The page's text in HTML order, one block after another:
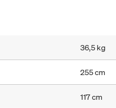
36,5 kg
255 cm
117 cm